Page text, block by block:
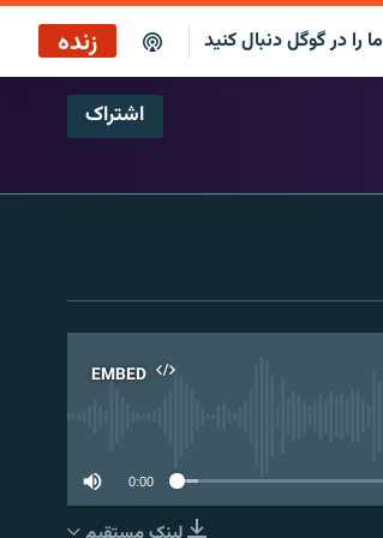
ما را در گوگل دنبال کنید زنده
پخش آنلاین
اشتراک
EMBED
0:00